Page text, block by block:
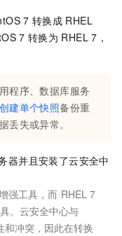
7 转换成 RHEL
7 转换为 RHEL 7，
程序、数据库服务
建单个快照备份重
丢失或异常。
器并且安装了云安全中
强工具，而 RHEL 7
。云安全中心与
和冲突，因此在转换